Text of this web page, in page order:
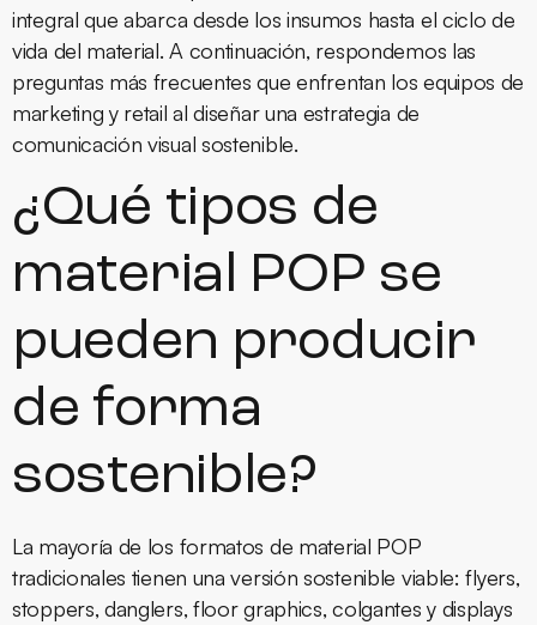
integral que abarca desde los insumos hasta el ciclo de
vida del material. A continuación, respondemos las
preguntas más frecuentes que enfrentan los equipos de
marketing y retail al diseñar una estrategia de
comunicación visual sostenible.
¿Qué tipos de
material POP se
pueden producir
de forma
sostenible?
La mayoría de los formatos de material POP
tradicionales tienen una versión sostenible viable: flyers,
stoppers, danglers, floor graphics, colgantes y displays